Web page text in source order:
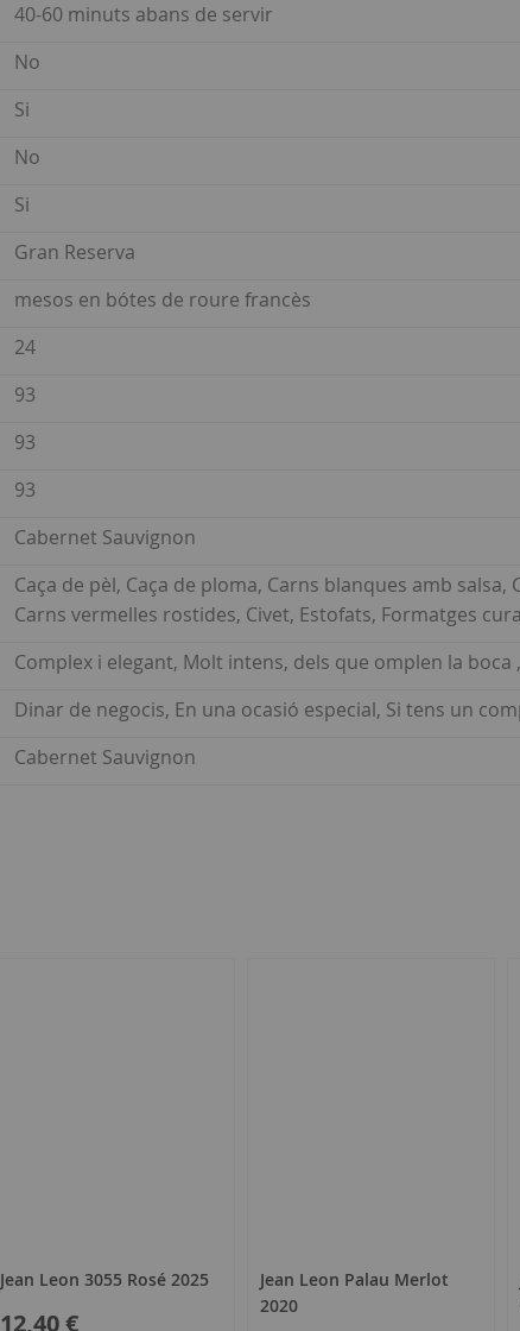
40-60 minuts abans de servir
No
Si
No
Si
Gran Reserva
mesos en bótes de roure francès
24
93
93
93
Cabernet Sauvignon
Caça de pèl, Caça de ploma, Carns blanques amb
Carns vermelles rostides, Civet, Estofats, Formatges
Complex i elegant, Molt intens, dels que omplen la
Dinar de negocis, En una ocasió especial, Si tens un
Cabernet Sauvignon
Jean Leon 3055 Rosé 2025
12,40 €
Jean Leon Palau Merlot
2020